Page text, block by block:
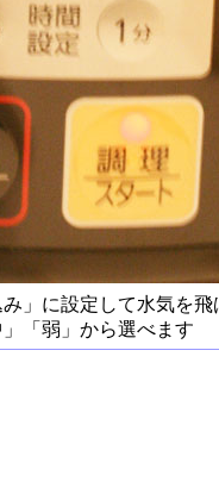
」に設定して水気を
「弱」から選べます